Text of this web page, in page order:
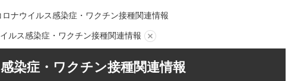
ロナウイルス感染症・ワクチン接種関連情報
ルス感染症・ワクチン接種関連情報
染症・ワクチン接種関連情報